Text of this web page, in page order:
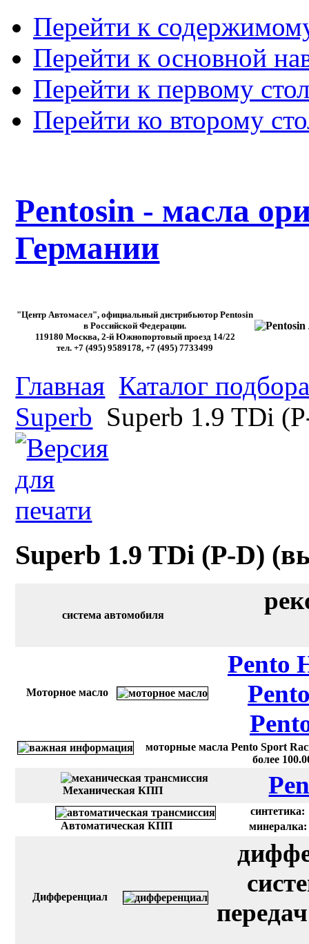
Перейти к
Перейти к основной
Перейти к первому
Перейти ко второму
Pentosin - масла
Германии
"Центр Автомасел", официальный дистрибьютор Pentosin
в Российской Федерации.
119180 Москва, 2-й Южнопортовый проезд 14/22
тел. +7 (495) 9589178, +7 (495) 7733499
Главная Каталог
Superb Superb 1.9 TDi
Superb 1.9 TDi (P-D)
система автомобиля
Моторное масло
Pento
моторные масла Pento Sport
более
Механическая КПП
Автоматическая КПП
синтетика:
минералка:
Дифференциал